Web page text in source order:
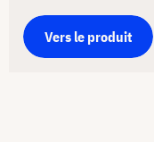
Vers le produit